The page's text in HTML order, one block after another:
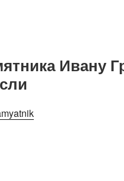
Ивану